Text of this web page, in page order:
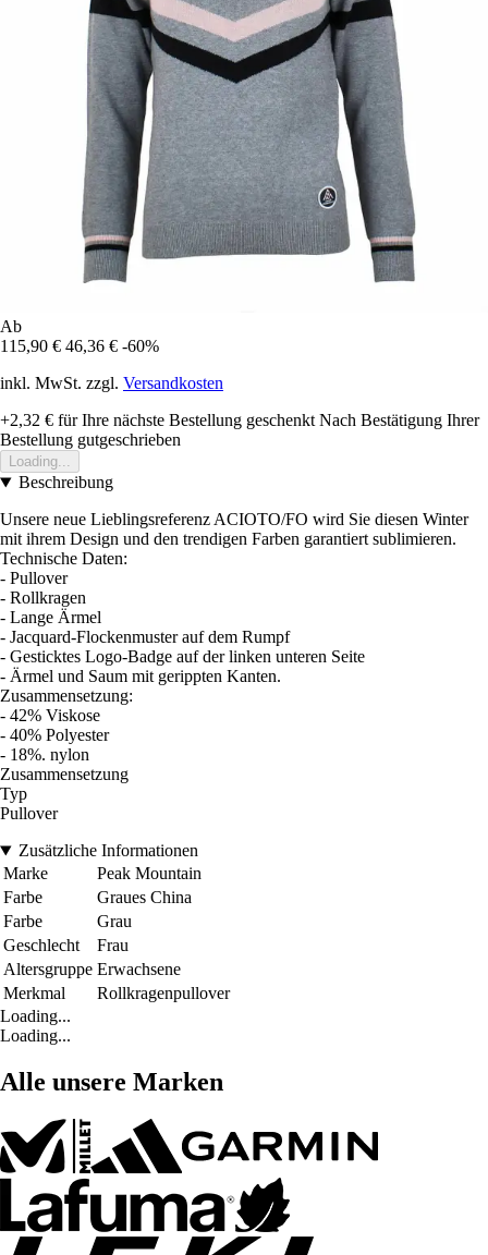
Ab
115,90 € 46,36 € -60%
inkl. MwSt. zzgl. Versandkosten
+2,32 € für Ihre nächste Bestellung geschenkt Nach Bestätigung Ihrer
Bestellung gutgeschrieben
Loading...
Beschreibung
Unsere neue Lieblingsreferenz ACIOTO/FO wird Sie diesen Winter
mit ihrem Design und den trendigen Farben garantiert sublimieren.
Technische Daten:
- Pullover
- Rollkragen
- Lange Ärmel
- Jacquard-Flockenmuster auf dem Rumpf
- Gesticktes Logo-Badge auf der linken unteren Seite
- Ärmel und Saum mit gerippten Kanten.
Zusammensetzung:
- 42% Viskose
- 40% Polyester
- 18%. nylon
Zusammensetzung
Typ
Pullover
Zusätzliche Informationen
Marke
Peak Mountain
Farbe
Graues China
Farbe
Grau
Geschlecht
Frau
Altersgruppe Erwachsene
Merkmal
Rollkragenpullover
Loading...
Loading...
Alle unsere Marken